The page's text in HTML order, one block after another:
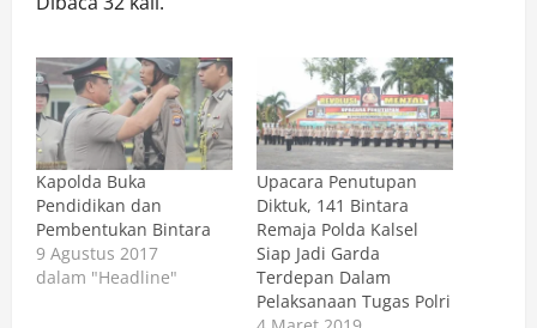
Kapolda Buka
Pendidikan dan
Pembentukan Bintara
9 Agustus 2017
dalam "Headline"
Upacara Penutupan
Diktuk, 141 Bintara
Remaja Polda Kalsel
Siap Jadi Garda
Terdepan Dalam
Pelaksanaan Tugas Polri